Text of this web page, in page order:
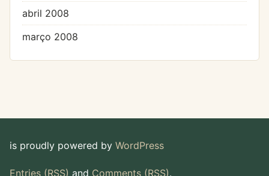
abril 2008
março 2008
is proudly powered by WordPress
Entries (RSS) and Comments (RSS).